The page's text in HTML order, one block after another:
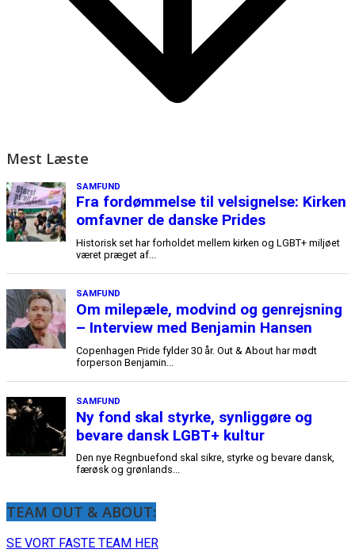
Mest Læste
TEAM OUT & ABOUT:
SE VORT FASTE TEAM HER